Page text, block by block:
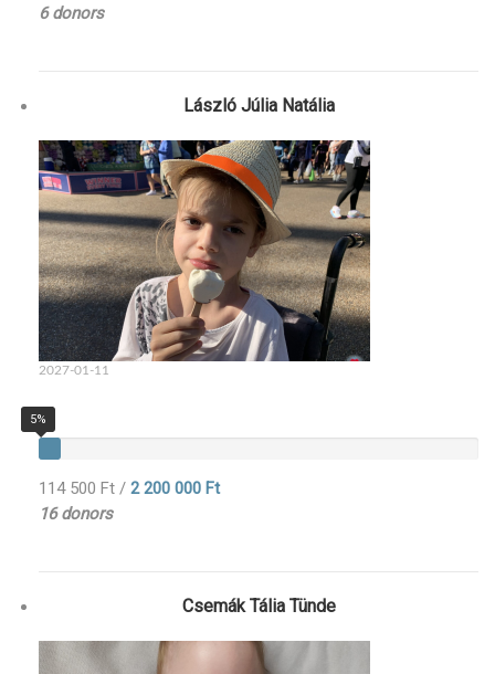
6 donors
László Júlia Natália
2027-01-11
5%
114 500 Ft / 2 200 000 Ft
16 donors
Csemák Tália Tünde